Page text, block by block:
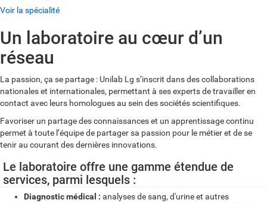
Voir la spécialité
Un laboratoire au cœur d’un
réseau
La passion, ça se partage : Unilab Lg s’inscrit dans des collaborations
nationales et internationales, permettant à ses experts de travailler en
contact avec leurs homologues au sein des sociétés scientifiques.
Favoriser un partage des connaissances et un apprentissage continu
permet à toute l’équipe de partager sa passion pour le métier et de se
tenir au courant des dernières innovations.
Le laboratoire offre une gamme étendue de
services, parmi lesquels :
Diagnostic médical : analyses de sang, d'urine et autres